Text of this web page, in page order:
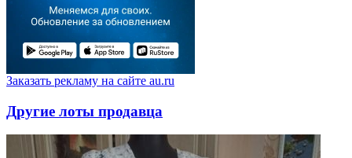
Заказать рекламу на сайте au.ru
Другие лоты продавца